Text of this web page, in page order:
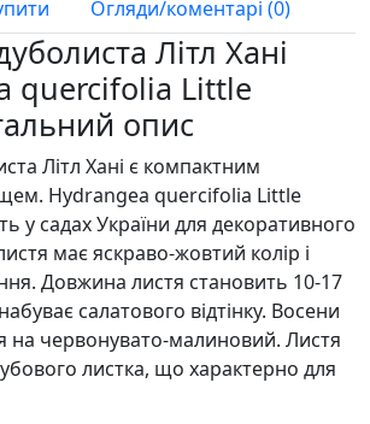
Огляди/коментарі (0)
Літл Хані
quercifolia Little
опис
Літл Хані є компактним
Hydrangea quercifolia Little
у садах України для декоративного
має яскраво-жовтий колір і
Довжина листя становить 10-17
салатового відтінку. Восени
на червонувато-малиновий. Листя
листка, що характерно для